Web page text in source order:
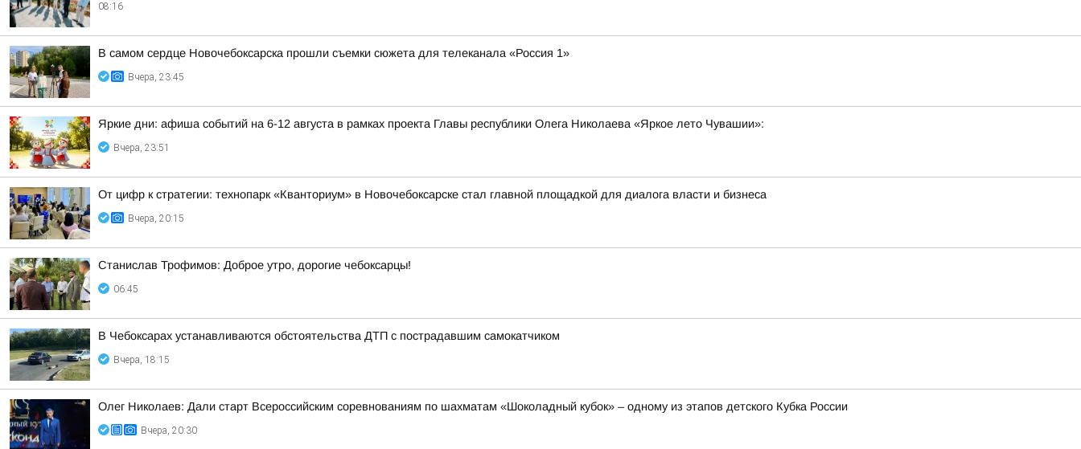
08:16
В самом сердце Новочебоксарска прошли съемки сюжета для телеканала «Россия 1»
Вчера, 23:45
Яркие дни: афиша событий на 6-12 августа в рамках проекта Главы республики Олега Николаева «Яркое лето Чувашии»:
Вчера, 23:51
От цифр к стратегии: технопарк «Кванториум» в Новочебоксарске стал главной площадкой для диалога власти и бизнеса
Вчера, 20:15
Станислав Трофимов: Доброе утро, дорогие чебоксарцы!
06:45
В Чебоксарах устанавливаются обстоятельства ДТП с пострадавшим самокатчиком
Вчера, 18:15
Олег Николаев: Дали старт Всероссийским соревнованиям по шахматам «Шоколадный кубок» – одному из этапов детского Кубка России
Вчера, 20:30